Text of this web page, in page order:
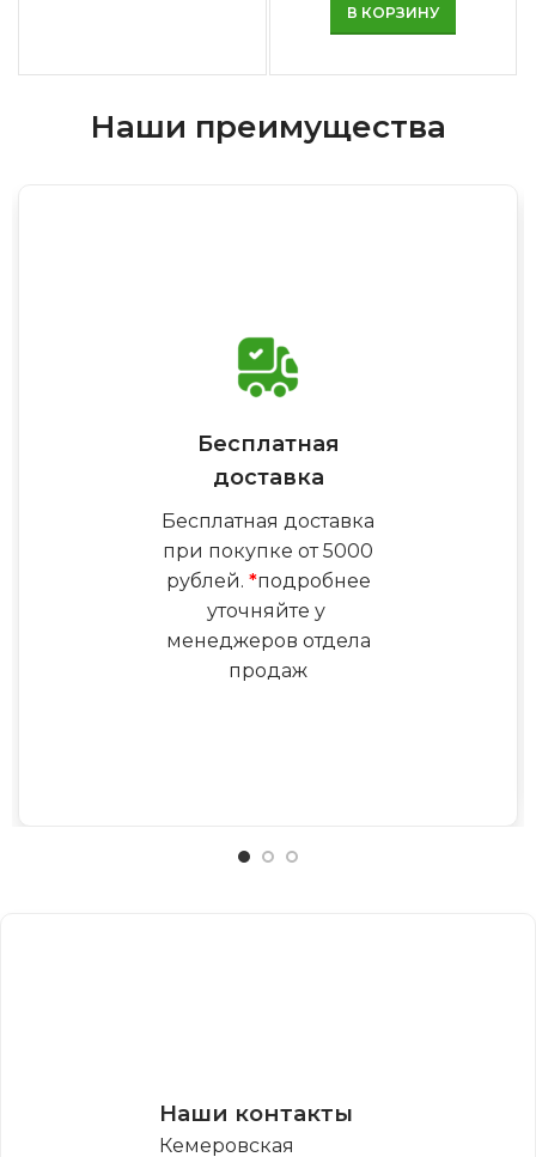
В КОРЗИНУ
Наши преимущества
Бесплатная
доставка
Бесплатная доставка
при покупке от 5000
рублей. *подробнее
уточняйте у
менеджеров отдела
продаж
Наши контакты
Кемеровская